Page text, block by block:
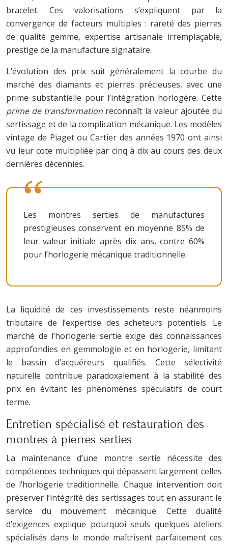
bracelet. Ces valorisations s’expliquent par la
convergence de facteurs multiples : rareté des pierres
de qualité gemme, expertise artisanale irremplaçable,
prestige de la manufacture signataire.
L’évolution des prix suit généralement la courbe du
marché des diamants et pierres précieuses, avec une
prime substantielle pour l’intégration horlogère. Cette
prime de transformation reconnaît la valeur ajoutée du
sertissage et de la complication mécanique. Les modèles
vintage de Piaget ou Cartier des années 1970 ont ainsi
vu leur cote multipliée par cinq à dix au cours des deux
dernières décennies.
Les montres serties de manufactures
prestigieuses conservent en moyenne 85% de
leur valeur initiale après dix ans, contre 60%
pour l’horlogerie mécanique traditionnelle.
La liquidité de ces investissements reste néanmoins
tributaire de l’expertise des acheteurs potentiels. Le
marché de l’horlogerie sertie exige des connaissances
approfondies en gemmologie et en horlogerie, limitant
le bassin d’acquéreurs qualifiés. Cette sélectivité
naturelle contribue paradoxalement à la stabilité des
prix en évitant les phénomènes spéculatifs de court
terme.
Entretien spécialisé et restauration des
montres à pierres serties
La maintenance d’une montre sertie nécessite des
compétences techniques qui dépassent largement celles
de l’horlogerie traditionnelle. Chaque intervention doit
préserver l’intégrité des sertissages tout en assurant le
service du mouvement mécanique. Cette dualité
d’exigences explique pourquoi seuls quelques ateliers
spécialisés dans le monde maîtrisent parfaitement ces